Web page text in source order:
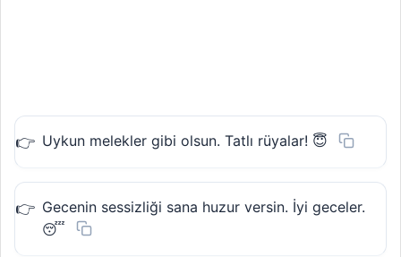
Uykun melekler gibi olsun. Tatlı rüyalar! 😇
Gecenin sessizliği sana huzur versin. İyi geceler.
😴